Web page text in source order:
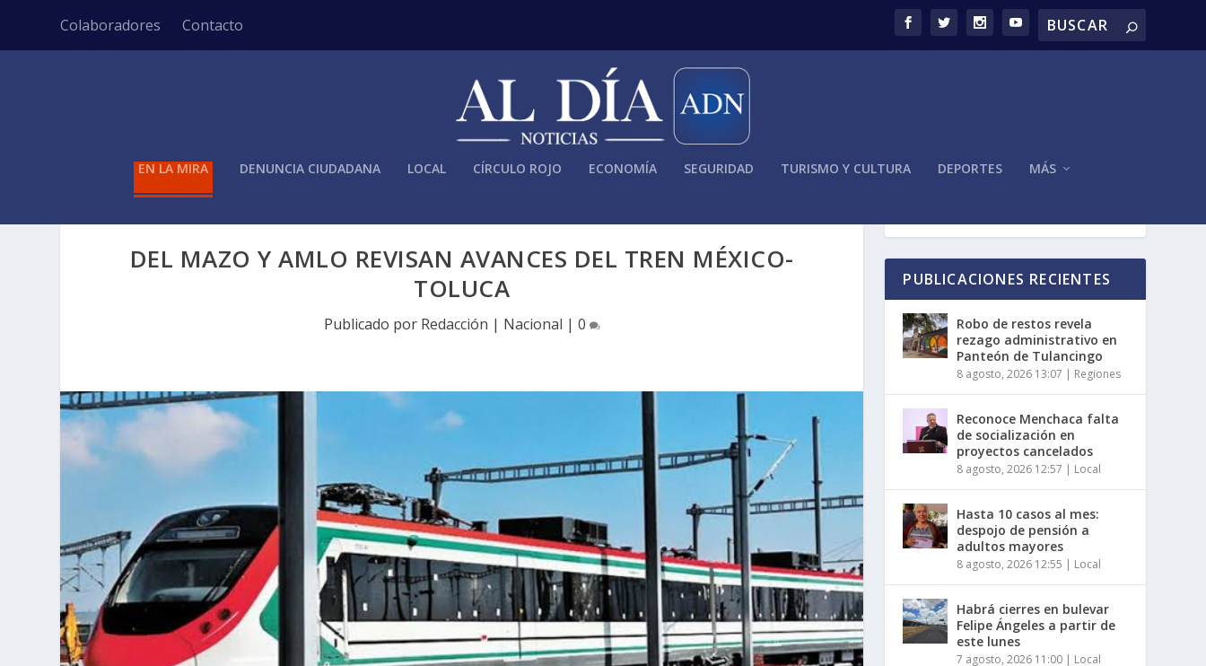
Colaboradores Contacto
EN LA MIRA DENUNCIA CIUDADANA LOCAL CÍRCULO ROJO ECONOMÍA SEGURIDAD TURISMO Y CULTURA DEPORTES MÁS
DEL MAZO Y AMLO REVISAN AVANCES DEL TREN MÉXICO-
TOLUCA
Publicado por Redacción | Nacional | 0
PUBLICACIONES RECIENTES
Robo de restos revela
rezago administrativo en
Panteón de Tulancingo
8 agosto, 2026 13:07 | Regiones
Reconoce Menchaca falta
de socialización en
proyectos cancelados
8 agosto, 2026 12:57 | Local
Hasta 10 casos al mes:
despojo de pensión a
adultos mayores
8 agosto, 2026 12:55 | Local
Habrá cierres en bulevar
Felipe Ángeles a partir de
este lunes
7 agosto, 2026 11:00 | Local